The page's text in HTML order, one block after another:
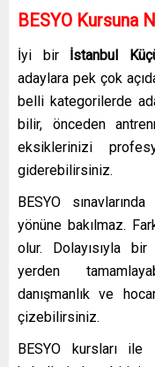
BESYO Kursuna
İyi birİstanbul
adaylara pek çok
belli kategorilerde
bilir, önceden
eksiklerinizi
giderebilirsiniz.
BESYO
yönüne bakılmaz.
olur. Dolayısıyla
yerden
danışmanlık ve
çizebilirsiniz.
BESYO kursları ile